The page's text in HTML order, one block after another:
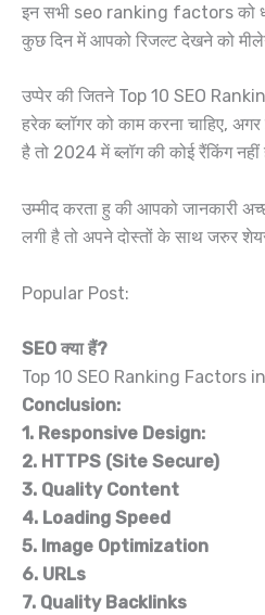
इन सभी seo ranking factors को
कुछ दिन में आपको रिजल्ट देखने को
उप्पेर की जितने Top 10 SEO
हरेक ब्लॉगर को काम करना चाहिए,
है तो 2024 में ब्लॉग की कोई रैंकिंग नहीं
उम्मीद करता हु की आपको जानकारी
लगी है तो अपने दोस्तों के साथ जरुर
Popular Post:
SEO क्या हैं?
Top 10 SEO Ranking Factors
Conclusion:
1. Responsive Design:
2. HTTPS (Site Secure)
3. Quality Content
4. Loading Speed
5. Image Optimization
6. URLs
7. Quality Backlinks